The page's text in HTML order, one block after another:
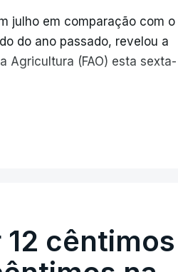
julho em comparação com o
do ano passado, revelou a
Agricultura (FAO) esta sexta-
para 131,1 pontos em
cêntimos